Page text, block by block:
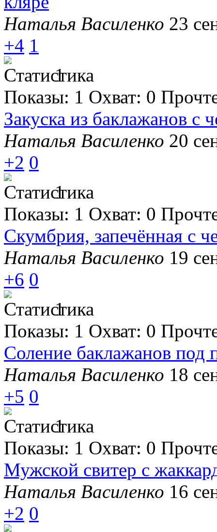
Наталья Василенко 23
+4 1
1
Показы: 1 Охват: 0
Закуска из баклажанов с
Наталья Василенко 20
+2 0
1
Показы: 1 Охват: 0
Скумбрия, запечённая с
Наталья Василенко 19
+6 0
1
Показы: 1 Охват: 0
Соление баклажанов под
Наталья Василенко 18
+5 0
1
Показы: 1 Охват: 0
Мужской свитер с
Наталья Василенко 16
+2 0